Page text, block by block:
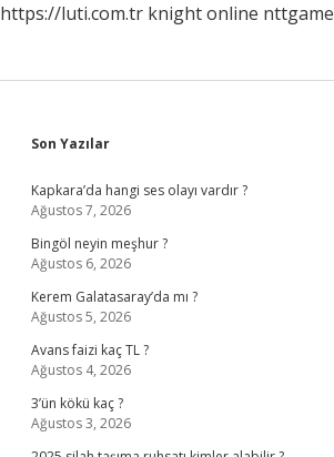
https://luti.com.tr knight online nttgame
Sidebar
Son Yazılar
Kapkara’da hangi ses olayı vardır ?
Ağustos 7, 2026
Bingöl neyin meşhur ?
Ağustos 6, 2026
Kerem Galatasaray’da mı ?
Ağustos 5, 2026
Avans faizi kaç TL ?
Ağustos 4, 2026
3’ün kökü kaç ?
Ağustos 3, 2026